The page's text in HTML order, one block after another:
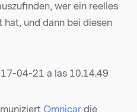
wer ein reelles
hat, und dann bei diesen
Omnicar die